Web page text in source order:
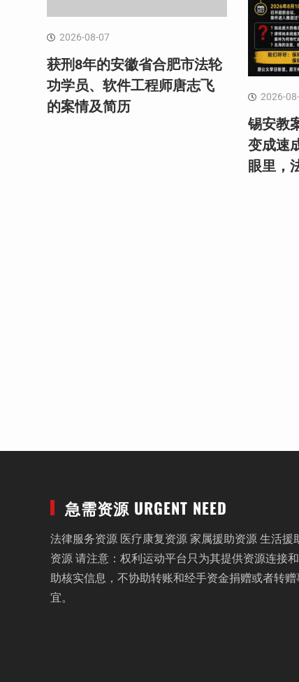
2026-08-07
获刑8年的安徽省合肥市法轮
功学员、软件工程师唐志飞
的案情及简历
2026-
锡安教
变成速
眼里，
急需资源 URGENT NEED
法律服务资源 医疗康复资源 家属援助资源 生活援
资源 请注意：权利运动平台只为其提供资源连接
助核实信息，不协助转账和经手资金捐赠或者转赠
宜。